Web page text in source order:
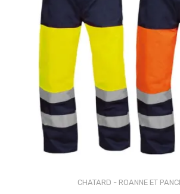
CHATARD - ROANNE ET